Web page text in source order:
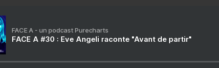
FACE A - un podcast Purecharts
FACE A #30 : Eve Angeli raconte "Avant de partir"